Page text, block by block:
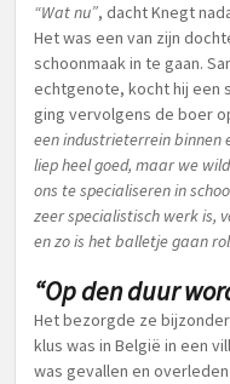
“Wat nu”, dacht Knegt
Het was een van zijn
schoonmaak in te gaan.
echtgenote, kocht hij een
ging vervolgens de boer
een industrieterrein binnen
liep heel goed, maar we
ons te specialiseren in
zeer specialistisch werk is,
en zo is het balletje gaan
“Op den duur
Het bezorgde ze
klus was in België in een
was gevallen en overleden.